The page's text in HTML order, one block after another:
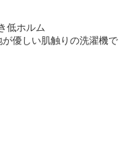
低ホルム
優しい肌触りの洗濯機で